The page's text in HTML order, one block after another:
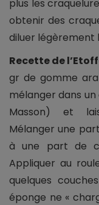
plus les
obtenir des
diluer légèrement
Recette de
gr de gomme
mélanger dans
Masson) et
Mélanger une
à une part de
Appliquer au
quelques
éponge ne «